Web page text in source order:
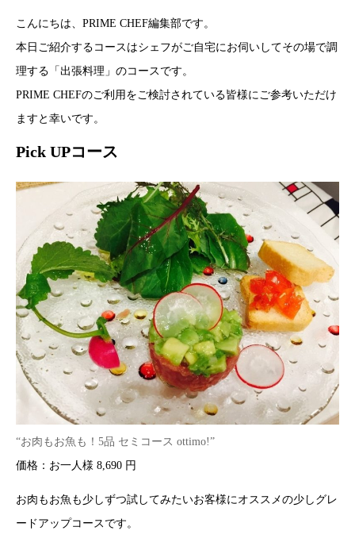
こんにちは、PRIME CHEF編集部です。
本日ご紹介するコースはシェフがご自宅にお伺いしてその場で調
理する「出張料理」のコースです。
PRIME CHEFのご利用をご検討されている皆様にご参考いただけ
ますと幸いです。
Pick UPコース
“お肉もお魚も！5品 セミコース ottimo!”
価格：お一人様 8,690 円
お肉もお魚も少しずつ試してみたいお客様にオススメの少しグレ
ードアップコースです。